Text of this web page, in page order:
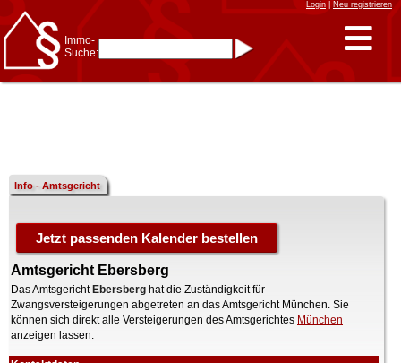
Login| Neu registrieren
Immo-
Suche:
z.B.:15 Frankfurt
Frankfurt/Oder
und6 Frankfurtfür Frankfurt
Immobiliensuche
nach Kreis
nach Amtsgericht
Info - Amtsgericht
Amtsgericht Ebersberg
Das Amtsgericht Ebersberg hat die Zuständigkeit für
Zwangsversteigerungen abgetreten an das Amtsgericht München. Sie
können sich direkt alle Versteigerungen des Amtsgerichtes München
anzeigen lassen.